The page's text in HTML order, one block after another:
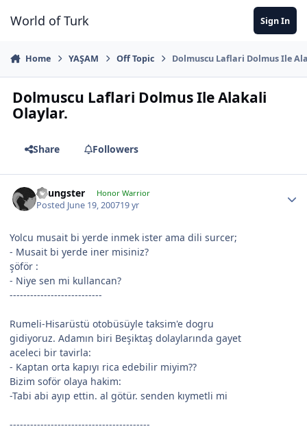
World of Turk Sign In
Home YAŞAM Off Topic Dolmuscu Laflari Dolmus Ile
Dolmuscu Laflari Dolmus Ile Alakali
Olaylar.
Share Followers
Youngster Honor Warrior
Posted June 19, 200719 yr
Yolcu musait bi yerde inmek ister ama dili surcer;
- Musait bi yerde iner misiniz?
şöför :
- Niye sen mi kullancan?
---------------------------
Rumeli-Hisarüstü otobüsüyle taksim'e dogru
gidiyoruz. Adamın biri Beşiktaş dolaylarında gayet
aceleci bir tavirla:
- Kaptan orta kapıyı rica edebilir miyim??
Bizim soför olaya hakim:
-Tabi abi ayıp ettin. al götür. senden kıymetli mi
-----------------------------------------